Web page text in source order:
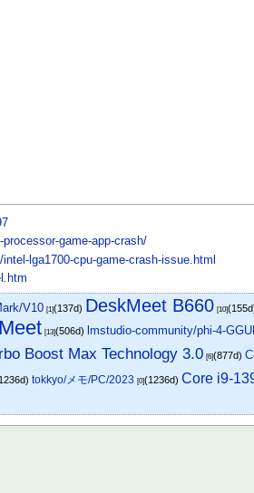
game-app-crash/
lga1700-cpu-game-crash-issue.html
V10 [1](137d) DeskMeet B660 [10]
[13](506d) lmstudio-community/phi-4-
Boost Max Technology 3.0 [6](877d)
tokkyo/メモ/PC/2023 [0](1236d)Core i9-